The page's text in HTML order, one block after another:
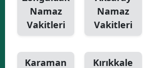
Namaz
Vakitleri
Namaz
Vakitleri
Karaman
Kırıkkale